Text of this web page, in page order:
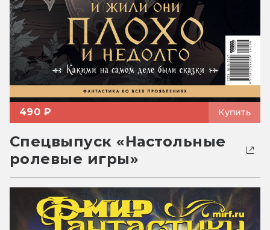
490 ₽ Купить
Спецвыпуск «Настольные
ролевые игры»